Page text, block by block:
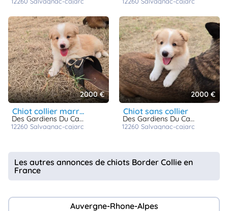
2000 €
chiot collier marron
Des Gardiens Du Camp
12260 salvagnac-cajarc
2000 €
chiot sans collier
Des Gardiens Du Camp
12260 salvagnac-cajarc
Les autres annonces de chiots Border Collie en
France
Auvergne-Rhone-Alpes